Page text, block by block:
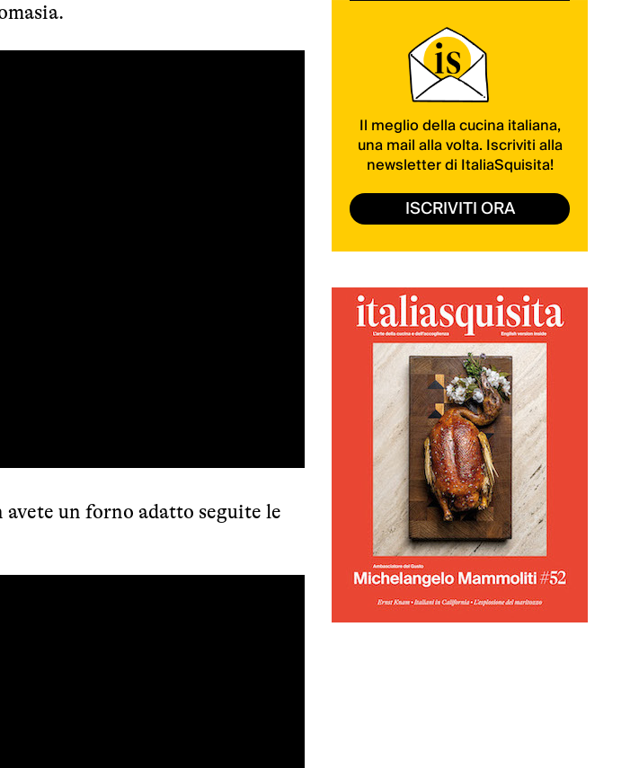
un forno adatto seguite le
Il meglio della cucina italiana,
una mail alla volta. Iscriviti alla
newsletter di ItaliaSquisita!
ISCRIVITI ORA